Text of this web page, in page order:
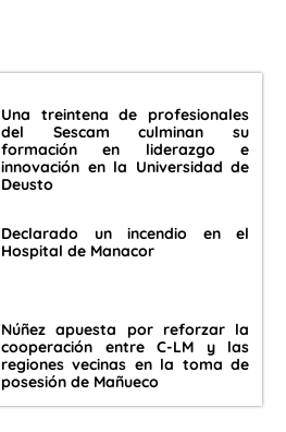
Una treintena de profesionales
del Sescam culminan su
formación en liderazgo e
innovación en la Universidad de
Deusto
Declarado un incendio en el
Hospital de Manacor
Núñez apuesta por reforzar la
cooperación entre C-LM y las
regiones vecinas en la toma de
posesión de Mañueco